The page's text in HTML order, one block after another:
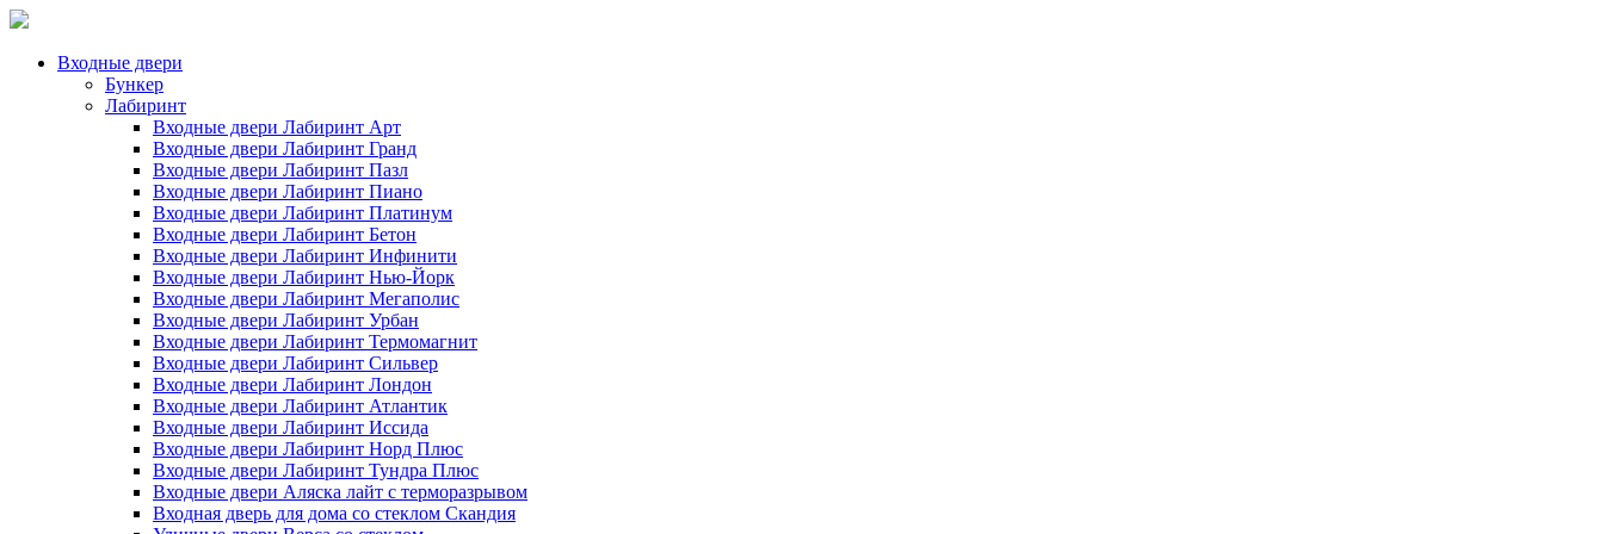
Входные двери
Бункер
Лабиринт
Входные двери Лабиринт Арт
Входные двери Лабиринт Гранд
Входные двери Лабиринт Пазл
Входные двери Лабиринт Пиано
Входные двери Лабиринт Платинум
Входные двери Лабиринт Бетон
Входные двери Лабиринт Инфинити
Входные двери Лабиринт Нью-Йорк
Входные двери Лабиринт Мегаполис
Входные двери Лабиринт Урбан
Входные двери Лабиринт Термомагнит
Входные двери Лабиринт Сильвер
Входные двери Лабиринт Лондон
Входные двери Лабиринт Атлантик
Входные двери Лабиринт Иссида
Входные двери Лабиринт Норд Плюс
Входные двери Лабиринт Тундра Плюс
Входные двери Аляска лайт с терморазрывом
Входная дверь для дома со стеклом Скандия